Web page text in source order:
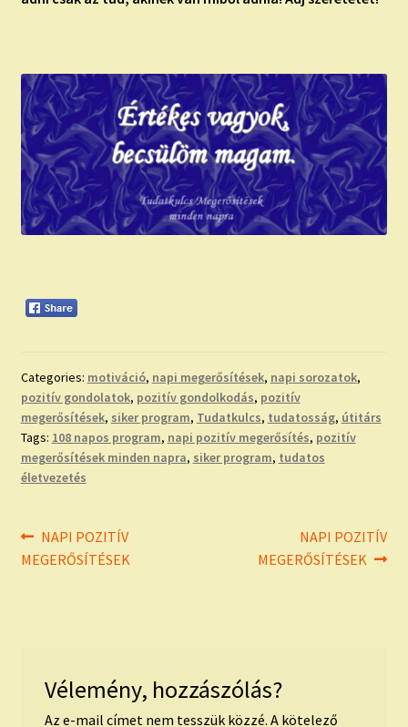
Categories: motiváció, napi megerősítések, napi sorozatok,
pozitív gondolatok, pozitív gondolkodás, pozitív
megerősítések, siker program, Tudatkulcs, tudatosság, útitárs
Tags: 108 napos program, napi pozitív megerősítés, pozitív
megerősítések minden napra, siker program, tudatos
életvezetés
Bejegyzés
navigáció
Previous
post:
NAPI POZITÍV
MEGERŐSÍTÉSEK
Next
post:
NAPI POZITÍV
MEGERŐSÍTÉSEK
Vélemény, hozzászólás?
Az e-mail címet nem tesszük közzé. A kötelező